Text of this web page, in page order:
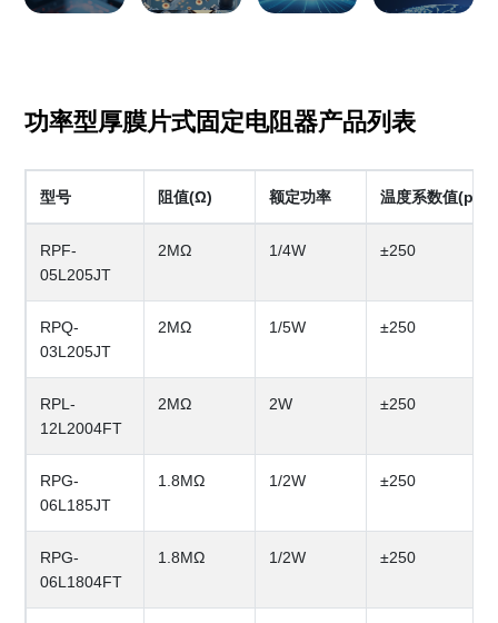
功率型厚膜片式固定电阻器产品列表
型号 阻值(Ω) 额定功率 温度系数值
RPF-
05L205JT
2MΩ 1/4W ±250
RPQ-
03L205JT
2MΩ 1/5W ±250
RPL-
12L2004FT
2MΩ 2W ±250
RPG-
06L185JT
1.8MΩ 1/2W ±250
RPG-
06L1804FT
1.8MΩ 1/2W ±250